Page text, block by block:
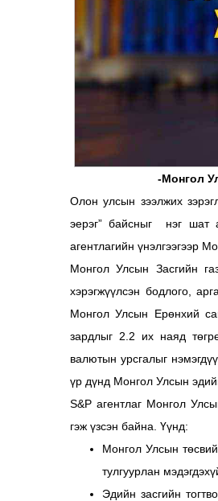
-Монгол
Олон улсын зээлжих
эерэг” байсныг нэг шат
агентлагийн үнэлгээгээр
Монгол Улсын Засгийн
хэрэгжүүлсэн бодлого,
Монгол Улсын Ерөнхий
зардлыг 2.2 их наяд
валютын урсгалыг
үр дүнд Монгол Улсын
S&P агентлаг Монгол
гэж үзсэн байна. Үүнд:
Монгол Улсын
тулгуурлан
Эдийн засгийн